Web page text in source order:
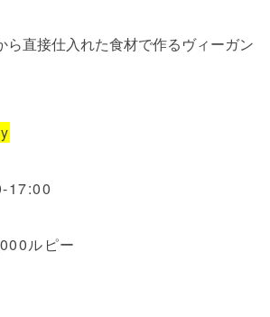
ら直接仕入れた食材で作るヴィーガン
17:00
ルピー